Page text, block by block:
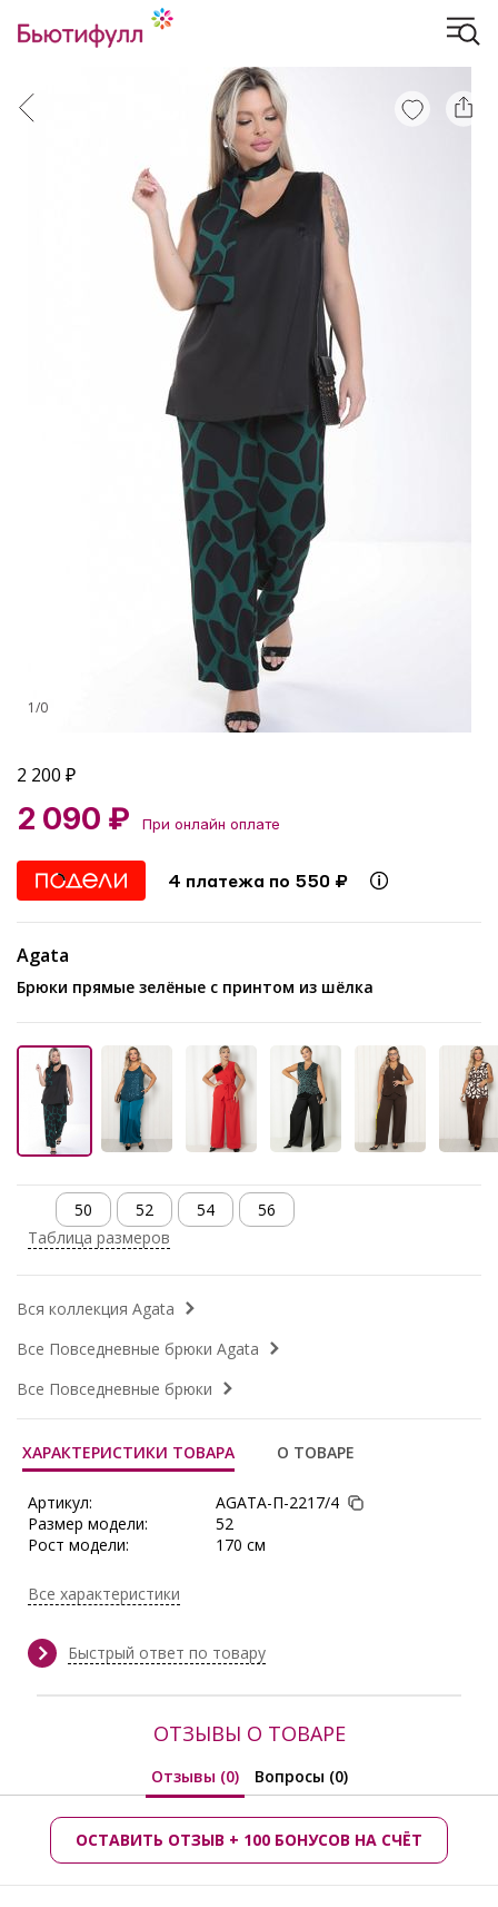
1/0
2 200 ₽
2 090 ₽ При онлайн оплате
4 платежа по 550 ₽
Agata
Брюки прямые зелёные с принтом из шёлка
50 52 54
56
Таблица размеров
Вся коллекция Agata
Все Повседневные брюки Agata
Все Повседневные брюки
ХАРАКТЕРИСТИКИ ТОВАРА О ТОВАРЕ
Артикул:
AGATA-П-2217/4
Размер модели:
52
Рост модели:
170 см
Тип ткани:
Сезон:
Демисезон, Зима,
Зима
Все характеристики
Быстрый ответ по товару
ОТЗЫВЫ О ТОВАРЕ
Отзывы (0) Вопросы (0)
ОСТАВИТЬ ОТЗЫВ + 100 БОНУСОВ НА СЧЁТ